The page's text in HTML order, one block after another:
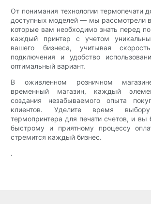
От понимания технологии термопечати
доступных моделей — мы рассмотрели
которые вам необходимо знать перед
каждый принтер с учетом
вашего бизнеса, учитывая
подключения и удобство
оптимальный вариант.
В оживленном розничном
временный магазин, каждый
создания незабываемого опыта
клиентов. Уделите время
термопринтера для печати счетов, и вы
быстрому и приятному процессу
стремится каждый бизнес.
.